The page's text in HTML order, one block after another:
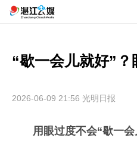
“歇一会儿就好”？
2026-06-09 21:56 光明日报
用眼过度不会“歇一会